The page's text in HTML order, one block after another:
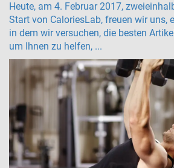
Heute, am 4. Februar 2017,
Start von CaloriesLab, freuen wir uns,
in dem wir versuchen, die besten
um Ihnen zu helfen, ...